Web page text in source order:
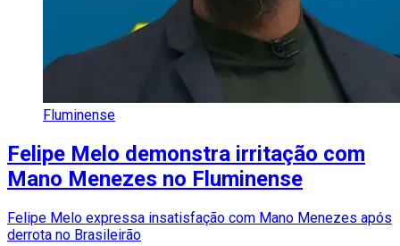
Fluminense
Felipe Melo demonstra irritação com
Mano Menezes no Fluminense
Felipe Melo expressa insatisfação com Mano Menezes após
derrota no Brasileirão